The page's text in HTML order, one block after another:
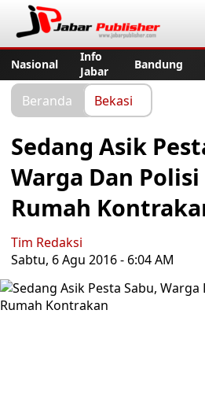
Nasional
Info
Jabar
Bandung
Beranda Bekasi
Sedang Asik
Warga Dan
Rumah
Tim Redaksi
Sabtu, 6 Agu 2016 - 6:04 AM